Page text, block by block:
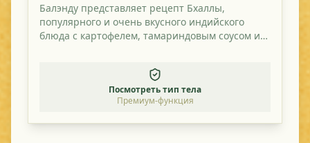
Балэнду представляет рецепт Бхаллы,
популярного и очень вкусного индийского
блюда с картофелем, тамариндовым соусом и
Посмотреть тип тела
Премиум-функция